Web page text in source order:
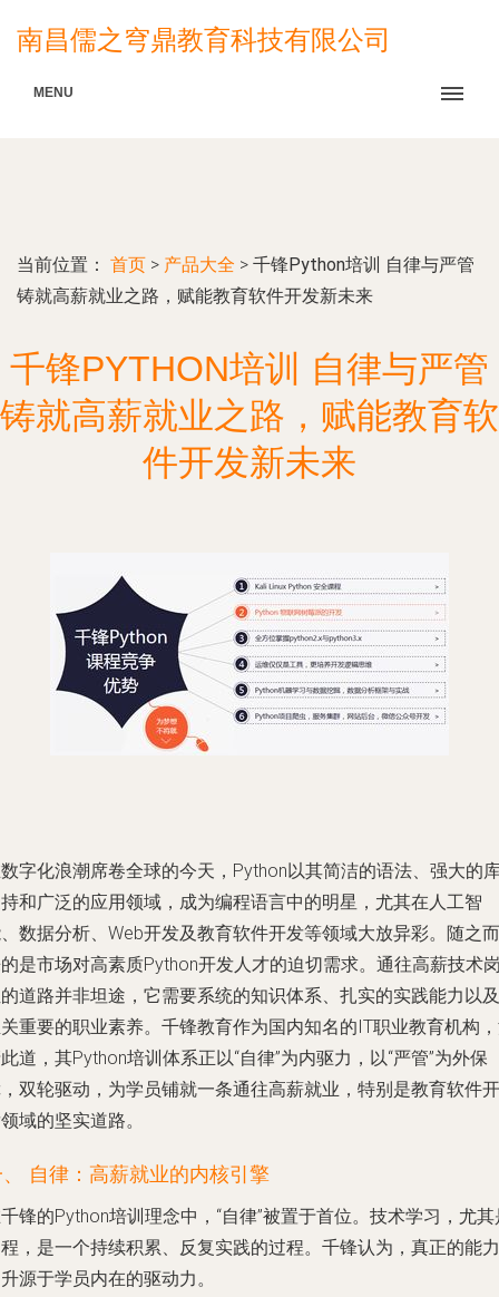
南昌儒之穹鼎教育科技有限公司
MENU
当前位置： 首页 > 产品大全 > 千锋Python培训 自律与严管
铸就高薪就业之路，赋能教育软件开发新未来
千锋PYTHON培训 自律与严管
铸就高薪就业之路，赋能教育软
件开发新未来
字化浪潮席卷全球的今天，Python以其简洁的语法、强大的
和广泛的应用领域，成为编程语言中的明星，尤其在人工智
数据分析、Web开发及教育软件开发等领域大放异彩。随之而
是市场对高素质Python开发人才的迫切需求。通往高薪技术
道路并非坦途，它需要系统的知识体系、扎实的实践能力以及
重要的职业素养。千锋教育作为国内知名的IT职业教育机构
道，其Python培训体系正以“自律”为内驱力，以“严管”为外保
双轮驱动，为学员铺就一条通往高薪就业，特别是教育软件开
域的坚实道路。
自律：高薪就业的内核引擎
锋的Python培训理念中，“自律”被置于首位。技术学习，尤其
，是一个持续积累、反复实践的过程。千锋认为，真正的能力
源于学员内在的驱动力。